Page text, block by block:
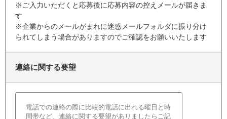
※ご入力いただくと応募後に応募内容の控えメールが届きま
す
※企業からのメールがまれに迷惑メールフォルダに振り分け
られてしまう場合がありますのでご確認をお願いいたします
連絡に関する要望